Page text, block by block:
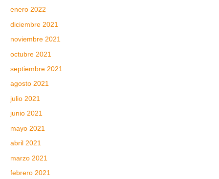
enero 2022
diciembre 2021
noviembre 2021
octubre 2021
septiembre 2021
agosto 2021
julio 2021
junio 2021
mayo 2021
abril 2021
marzo 2021
febrero 2021